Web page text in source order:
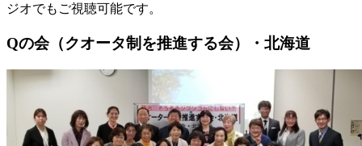
ジオでもご視聴可能です。
Qの会（クオータ制を推進する会）・北海道